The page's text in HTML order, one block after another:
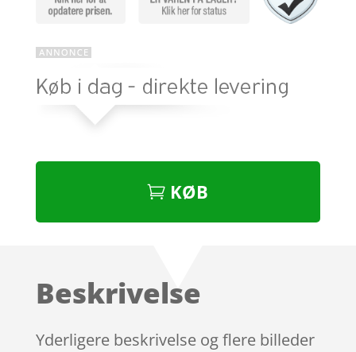
KØB
Beskrivelse
Yderligere beskrivelse og flere billeder